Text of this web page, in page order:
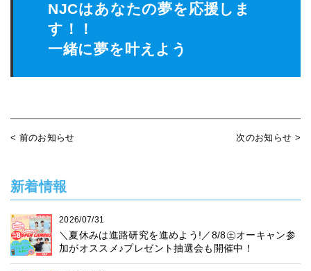
NJCはあなたの夢を応援しま
す！！
一緒に夢を叶えよう
< 前のお知らせ 次のお知らせ >
新着情報
2026/07/31
＼夏休みは進路研究を進めよう!／8/8㊏オーキャン参
加がオススメ♪プレゼント抽選会も開催中！